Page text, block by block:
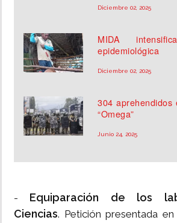
Diciembre 02, 2025
MIDA
epidemiológica
Diciembre 02, 2025
304 aprehendidos
“Omega”
Junio 24, 2025
- Equiparación de los
Ciencias. Petición presentada